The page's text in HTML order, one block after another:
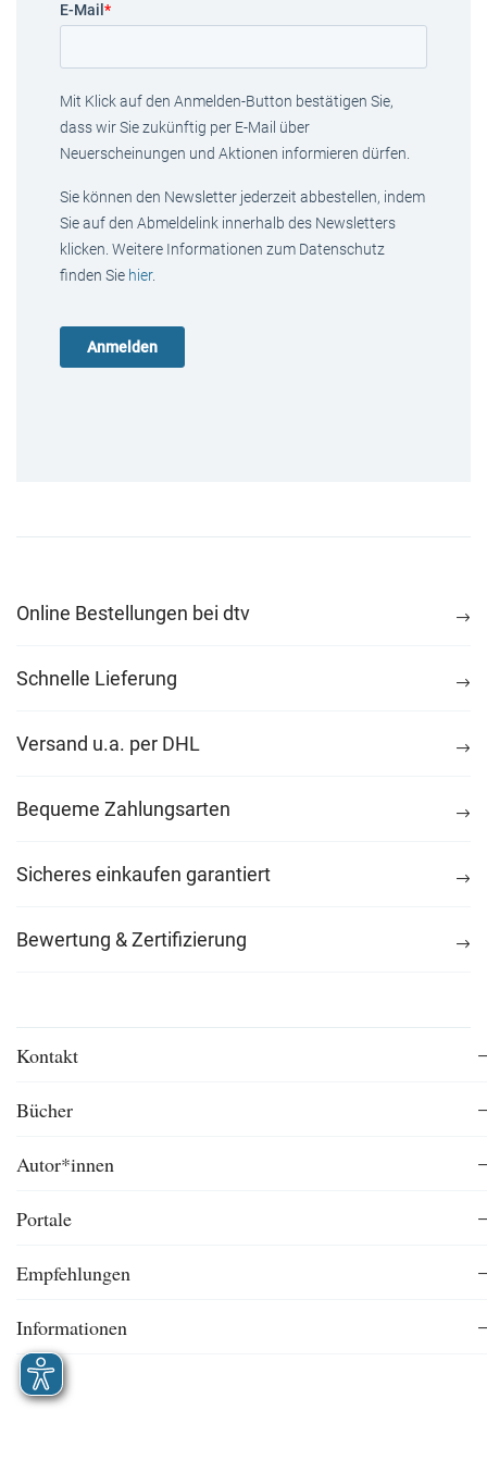
E-Mail *
Mit Klick auf den Anmelden-Button bestätigen Sie,
dass wir Sie zukünftig per E-Mail über
Neuerscheinungen und Aktionen informieren dürfen.
Sie können den Newsletter jederzeit abbestellen, indem
Sie auf den Abmeldelink innerhalb des Newsletters
klicken. Weitere Informationen zum Datenschutz
finden Sie hier.
Online Bestellungen bei dtv
Schnelle Lieferung
Versand u.a. per DHL
Bequeme Zahlungsarten
Sicheres einkaufen garantiert
Bewertung & Zertifizierung
Kontakt
Bücher
Autor*innen
Portale
Empfehlungen
Informationen